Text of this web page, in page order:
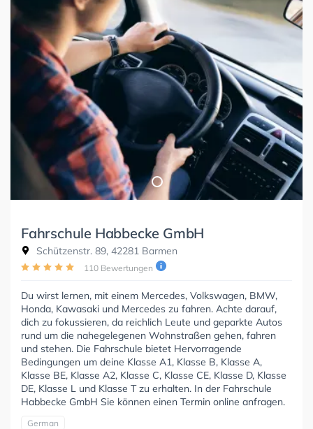
Fahrschule Habbecke GmbH
Schützenstr. 89, 42281 Barmen
110 Bewertungen
Du wirst lernen, mit einem Mercedes, Volkswagen, BMW,
Honda, Kawasaki und Mercedes zu fahren. Achte darauf,
dich zu fokussieren, da reichlich Leute und geparkte Autos
rund um die nahegelegenen Wohnstraßen gehen, fahren
und stehen. Die Fahrschule bietet Hervorragende
Bedingungen um deine Klasse A1, Klasse B, Klasse A,
Klasse BE, Klasse A2, Klasse C, Klasse CE, Klasse D, Klasse
DE, Klasse L und Klasse T zu erhalten. In der Fahrschule
Habbecke GmbH Sie können einen Termin online anfragen.
German